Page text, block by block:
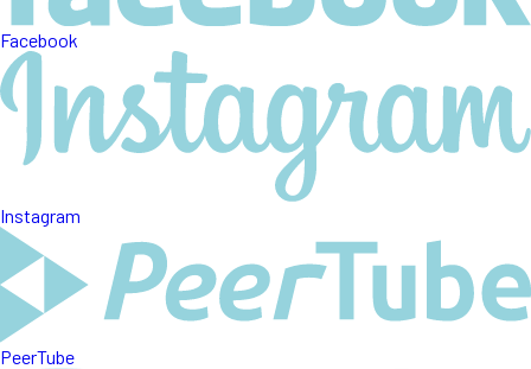
Facebook
Instagram
PeerTube